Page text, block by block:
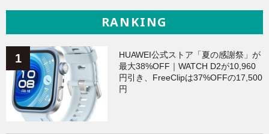
RANKING
HUAWEI公式ストア「夏の感謝祭」が
最大38%OFF｜WATCH D2が10,960
円引き、FreeClipは37%OFFの17,500
円